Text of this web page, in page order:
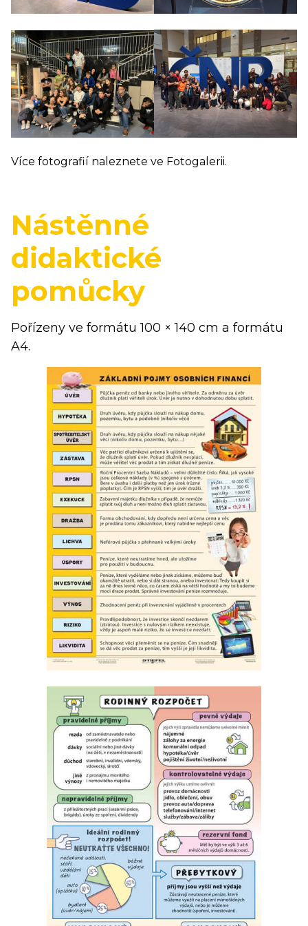
Více fotografií naleznete ve Fotogalerii.
Nástěnné
didaktické
pomůcky
Pořízeny ve formátu 100 × 140 cm a formátu
A4.